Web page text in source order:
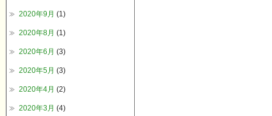
2020年9月 (1)
2020年8月 (1)
2020年6月 (3)
2020年5月 (3)
2020年4月 (2)
2020年3月 (4)